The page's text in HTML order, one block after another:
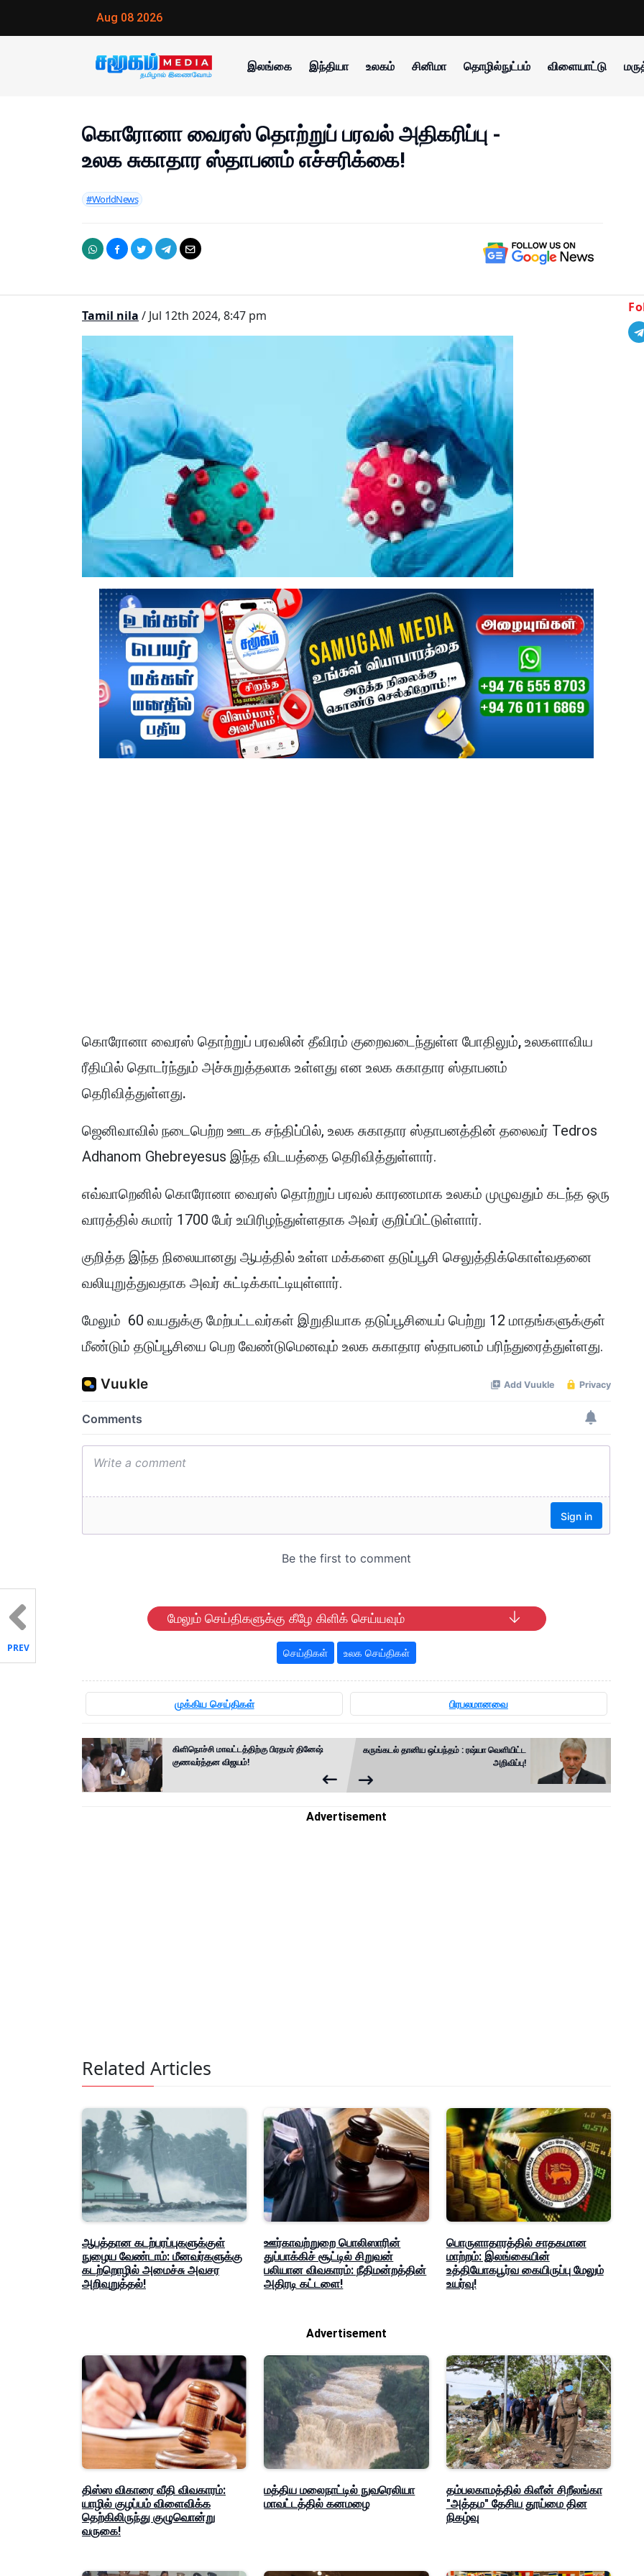
Aug 08 2026
இலங்கை இந்தியா உலகம் சினிமா தொழில்நுட்பம் விளையாட்டு
கொரோனா வைரஸ் தொற்றுப் பரவல் அதிகரிப்பு -
உலக சுகாதார ஸ்தாபனம் எச்சரிக்கை!
#WorldNews
Tamil nila / Jul 12th 2024, 8:47 pm
கொரோனா வைரஸ் தொற்றுப் பரவலின் தீவிரம் குறைவடைந்துள்ள போதிலும், உலகளாவிய
ரீதியில் தொடர்ந்தும் அச்சுறுத்தலாக உள்ளது என உலக சுகாதார ஸ்தாபனம்
தெரிவித்துள்ளது.
ஜெனிவாவில் நடைபெற்ற ஊடக சந்திப்பில், உலக சுகாதார ஸ்தாபனத்தின் தலைவர் Tedros
Adhanom Ghebreyesus இந்த விடயத்தை தெரிவித்துள்ளார்.
எவ்வாறெனில் கொரோனா வைரஸ் தொற்றுப் பரவல் காரணமாக உலகம் முழுவதும் கடந்த ஒரு
வாரத்தில் சுமார் 1700 பேர் உயிரிழந்துள்ளதாக அவர் குறிப்பிட்டுள்ளார்.
குறித்த இந்த நிலையானது ஆபத்தில் உள்ள மக்களை தடுப்பூசி செலுத்திக்கொள்வதனை
வலியுறுத்துவதாக அவர் சுட்டிக்காட்டியுள்ளார்.
மேலும் 60 வயதுக்கு மேற்பட்டவர்கள் இறுதியாக தடுப்பூசியைப் பெற்று 12 மாதங்களுக்குள்
மீண்டும் தடுப்பூசியை பெற வேண்டுமெனவும் உலக சுகாதார ஸ்தாபனம் பரிந்துரைத்துள்ளது.
மேலும் செய்திகளுக்கு கீழே கிளிக் செய்யவும்
செய்திகள் உலக செய்திகள்
முக்கிய செய்திகள் பிரபலமானவை
கிளிநொச்சி மாவட்டத்திற்கு பிரதமர் தினேஷ்
குணவர்த்தன விஜயம்!
கருங்கடல் தானிய ஒப்பந்தம் : ரஷ்யா வெளியிட்ட
அறிவிப்பு!
PREV
Advertisement
Related Articles
ஆபத்தான கடற்பரப்புகளுக்குள்
நுழைய வேண்டாம்: மீனவர்களுக்கு
கடற்றொழில் அமைச்சு அவசர
அறிவுறுத்தல்!
ஊர்காவற்றுறை பொலிஸாரின்
துப்பாக்கிச் சூட்டில் சிறுவன்
பலியான விவகாரம்: நீதிமன்றத்தின்
அதிரடி கட்டளை!
பொருளாதாரத்தில் சாதகமான
மாற்றம்: இலங்கையின்
உத்தியோகபூர்வ கையிருப்பு மேலும்
உயர்வு!
Advertisement
திஸ்ஸ விகாரை வீதி விவகாரம்:
யாழில் குழப்பம் விளைவிக்க
தெற்கிலிருந்து குழுவொன்று
வருகை!
மத்திய மலைநாட்டில் நுவரெலியா
மாவட்டத்தில் கனமழை
தம்பலகாமத்தில் கிளீன் சிறீலங்கா
"அத்தம" தேசிய தூய்மை தின
நிகழ்வு